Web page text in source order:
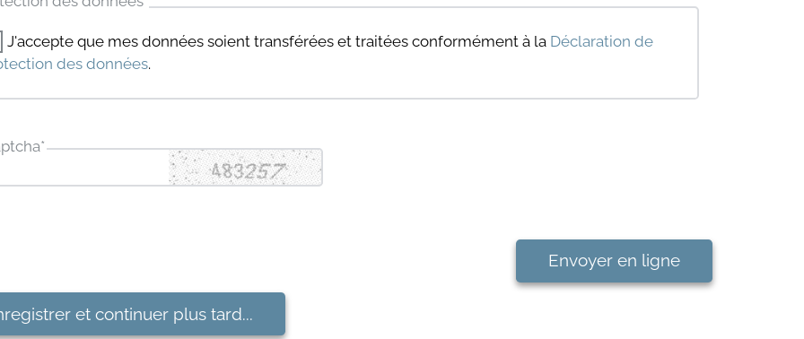
J'accepte que mes données soient transférées et traitées conformément à la Déclaration de
des données.
*
et continuer plus tard...
Envoyer en ligne